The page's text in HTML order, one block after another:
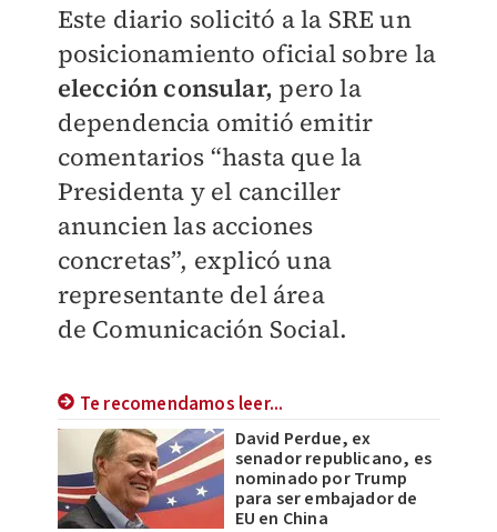
Este diario solicitó a la SRE un
posicionamiento oficial sobre la
elección consular, pero la
dependencia omitió emitir
comentarios “hasta que la
Presidenta y el canciller
anuncien las acciones
concretas”, explicó una
representante del área
de Comunicación Social.
Te recomendamos leer...
David Perdue, ex
senador republicano, es
nominado por Trump
para ser embajador de
EU en China